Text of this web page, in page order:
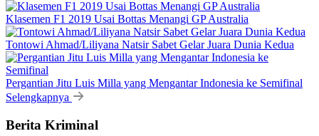
Klasemen F1 2019 Usai Bottas Menangi GP Australia
Tontowi Ahmad/Liliyana Natsir Sabet Gelar Juara Dunia Kedua
Pergantian Jitu Luis Milla yang Mengantar Indonesia ke Semifinal
Selengkapnya
Berita Kriminal